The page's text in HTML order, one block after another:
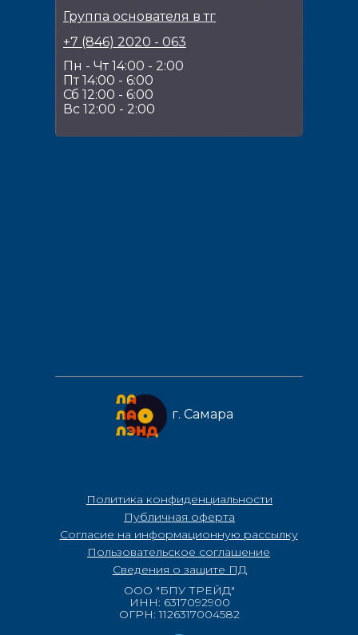
Группа основателя в тг
+7 (846) 2020 - 063
г. Самара
Публичная оферта
Согласие на информационную рассылку
Пользовательское соглашение
Сведения о защите ПД
Политика конфиденциальности
ООО "БПУ ТРЕЙД"
ИНН: 6317092900
ОГРН: 1126317004582
Пн - Чт 14:00 - 2:00
Пт 14:00 - 6:00
Сб 12:00 - 6:00
Вс 12:00 - 2:00